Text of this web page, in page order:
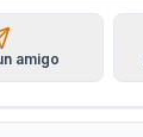
amigo